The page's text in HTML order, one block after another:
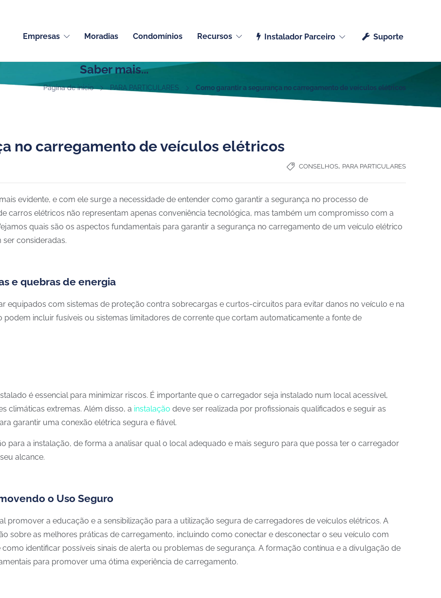
Empresas Moradias Condomínios Recursos Instalador Parceiro Suporte
Saber mais...
Página de inicio PARA PARTICULARES Como garantir a segurança no carregamento de veículos elétricos
no carregamento de veículos elétricos
CONSELHOS, PARA PARTICULARES
evidente, e com ele surge a necessidade de entender como garantir a segurança no processo de
carros elétricos não representam apenas conveniência tecnológica, mas também um compromisso com a
quais são os aspectos fundamentais para garantir a segurança no carregamento de um veículo elétrico
consideradas.
e quebras de energia
equipados com sistemas de proteção contra sobrecargas e curtos-circuitos para evitar danos no veículo e na
podem incluir fusíveis ou sistemas limitadores de corrente que cortam automaticamente a fonte de
é essencial para minimizar riscos. É importante que o carregador seja instalado num local acessível,
climáticas extremas. Além disso, a instalação deve ser realizada por profissionais qualificados e seguir as
garantir uma conexão elétrica segura e fiável.
para a instalação, de forma a analisar qual o local adequado e mais seguro para que possa ter o carregador
alcance.
o Uso Seguro
promover a educação e a sensibilização para a utilização segura de carregadores de veículos elétricos. A
sobre as melhores práticas de carregamento, incluindo como conectar e desconectar o seu veículo com
identificar possíveis sinais de alerta ou problemas de segurança. A formação contínua e a divulgação de
para promover uma ótima experiência de carregamento.